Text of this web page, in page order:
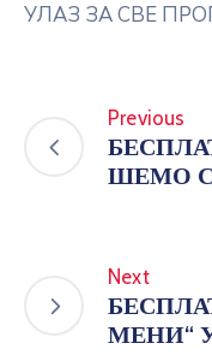
УЛАЗ ЗА СВЕ
Previous
ШЕМО
Next
МЕНИ“